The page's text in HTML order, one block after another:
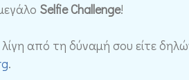
Selfie Challenge!
λίγη από τη δύναμή σου είτε
.